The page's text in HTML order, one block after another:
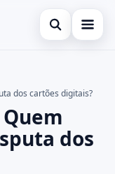
Abrir busca
fechar.
dos cartões digitais?
dos